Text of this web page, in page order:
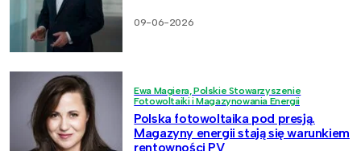
09-06-2026
Ewa Magiera, Polskie Stowarzyszenie
Fotowoltaiki i Magazynowania Energii
Polska fotowoltaika pod presją.
Magazyny energii stają się warunkiem
rentowności PV